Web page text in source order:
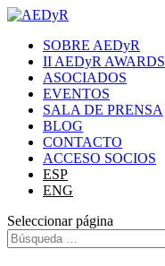
SOBRE AEDyR
II AEDyR AWARDS
ASOCIADOS
EVENTOS
SALA DE PRENSA
BLOG
CONTACTO
ACCESO SOCIOS
ESP
ENG
Seleccionar página